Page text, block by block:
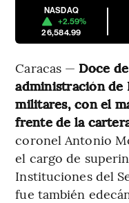
NASDAQ
+2.59%
26,584.99
Caracas — Doce
administración de
militares, con el
frente de la
coronel Antonio
el cargo de
Instituciones del
fue también